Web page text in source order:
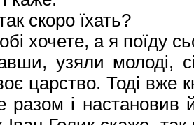
скоро їхать?
хочете, а я поїду
узяли молоді,
царство. Тоді вже
разом і настановив